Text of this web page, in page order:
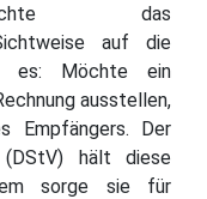
das
auf die
es: Möchte ein
ausstellen,
Empfängers. Der
(DStV) hält diese
sorge sie für